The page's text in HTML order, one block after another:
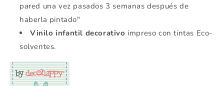
pared una vez pasados 3 semanas después de
haberla pintado"
Vinilo infantil decorativo impreso con tintas Eco-
solventes.